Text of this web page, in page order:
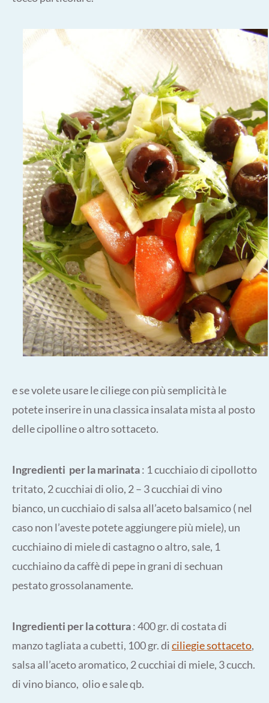
e se volete usare le ciliege con più semplicità le
potete inserire in una classica insalata mista al posto
delle cipolline o altro sottaceto.
Ingredienti per la marinata: 1 cucchiaio di cipollotto
tritato, 2 cucchiai di olio, 2 – 3 cucchiai di vino
bianco, un cucchiaio di salsa all’aceto balsamico ( nel
caso non l’aveste potete aggiungere più miele), un
cucchiaino di miele di castagno o altro, sale, 1
cucchiaino da caffè di pepe in grani di sechuan
pestato grossolanamente.
Ingredienti per la cottura: 400 gr. di costata di
manzo tagliata a cubetti, 100 gr. diciliegie sottaceto,
salsa all’aceto aromatico, 2 cucchiai di miele, 3 cucch.
di vino bianco, olio e sale qb.